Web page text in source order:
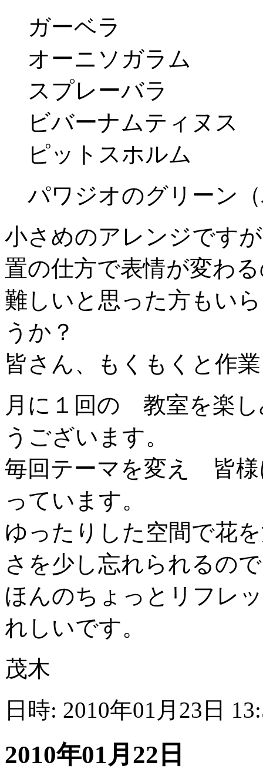
ガーベラ
オーニソガラム
スプレーバラ
ビバーナムティヌス
ピットスホルム
パワジオのグリーン
小さめのアレンジです
置の仕方で表情が変わ
難しいと思った方もい
うか？
皆さん、もくもくと作
月に１回の 教室を楽
うございます。
毎回テーマを変え 皆様
っています。
ゆったりした空間で花
さを少し忘れられるの
ほんのちょっとリフレ
れしいです。
茂木
日時: 2010年01月23日
2010年01月22日